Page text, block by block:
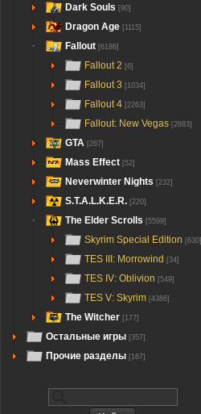
Dark Souls [90]
Dragon Age [1115]
Fallout [6186]
Fallout 2 [6]
Fallout 3 [1034]
Fallout 4 [2263]
Fallout: New Vegas [2883]
GTA [267]
Mass Effect [52]
Neverwinter Nights [232]
S.T.A.L.K.E.R. [220]
The Elder Scrolls [5599]
Skyrim Special Edition [630]
TES III: Morrowind [34]
TES IV: Oblivion [549]
TES V: Skyrim [4386]
The Witcher [177]
Остальные игры [357]
Прочие разделы [167]